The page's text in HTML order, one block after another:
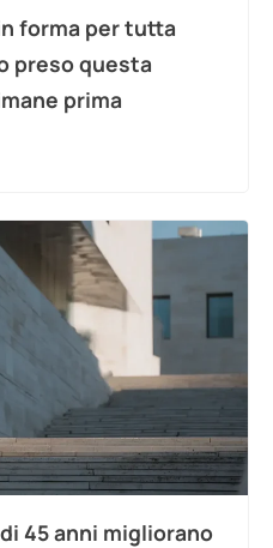
forma per tutta
preso questa
prima
45 anni migliorano